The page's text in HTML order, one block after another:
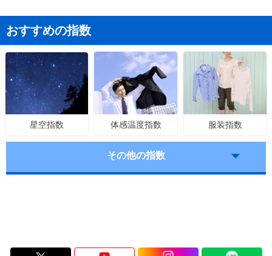
おすすめの指数
星空指数 体感温度指数 服装指数
その他の指数